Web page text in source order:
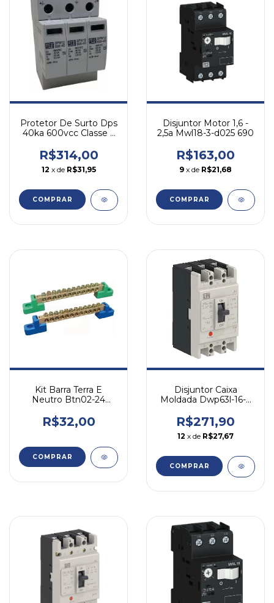
Protetor De Surto Dps
40ka 600vcc Classe 2
R$314,00
12 x de R$31,95
Disjuntor Motor 1,6 -
2,5a Mwl18-3-d025 690
R$163,00
9 x de R$21,68
COMPRAR
Kit Barra Terra E
Neutro Btn02-24
Quadro Verde/azul
R$32,00
Disjuntor Caixa
Moldada Dwp63l-16-3
R$271,90
12 x de R$27,67
COMPRAR